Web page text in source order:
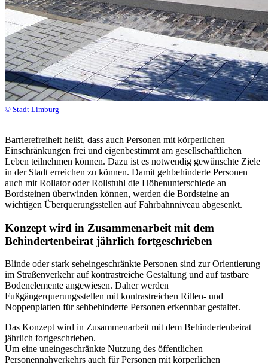
© Stadt Limburg
Barrierefreiheit heißt, dass auch Personen mit körperlichen
Einschränkungen frei und eigenbestimmt am gesellschaftlichen
Leben teilnehmen können. Dazu ist es notwendig gewünschte Ziele
in der Stadt erreichen zu können. Damit gehbehinderte Personen
auch mit Rollator oder Rollstuhl die Höhenunterschiede an
Bordsteinen überwinden können, werden die Bordsteine an
wichtigen Überquerungsstellen auf Fahrbahnniveau abgesenkt.
Konzept wird in Zusammenarbeit mit dem
Behindertenbeirat jährlich fortgeschrieben
Blinde oder stark seheingeschränkte Personen sind zur Orientierung
im Straßenverkehr auf kontrastreiche Gestaltung und auf tastbare
Bodenelemente angewiesen. Daher werden
Fußgängerquerungsstellen mit kontrastreichen Rillen- und
Noppenplatten für sehbehinderte Personen erkennbar gestaltet.
Das Konzept wird in Zusammenarbeit mit dem Behindertenbeirat
jährlich fortgeschrieben.
Um eine uneingeschränkte Nutzung des öffentlichen
Personennahverkehrs auch für Personen mit körperlichen